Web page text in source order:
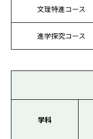
文理特進コース
進学探究コース
学科